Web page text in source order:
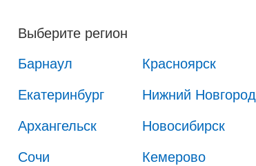
Выберите регион
Барнаул
Красноярск
Екатеринбург Нижний Новгород
Архангельск Новосибирск
Сочи Кемерово